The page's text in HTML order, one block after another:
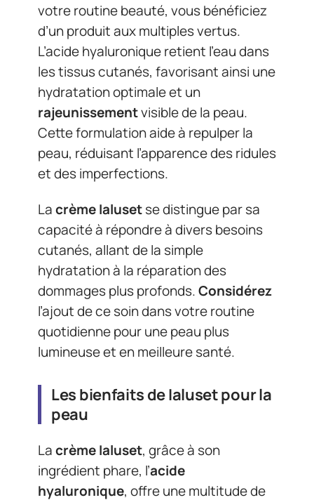
votre routine beauté, vous bénéficiez
d’un produit aux multiples vertus.
L’acide hyaluronique retient l’eau dans
les tissus cutanés, favorisant ainsi une
hydratation optimale et un
rajeunissementvisible de la peau.
Cette formulation aide à repulper la
peau, réduisant l’apparence des ridules
et des imperfections.
Lacrème Ialusetse distingue par sa
capacité à répondre à divers besoins
cutanés, allant de la simple
hydratation à la réparation des
dommages plus profonds.Considérez
l’ajout de ce soin dans votre routine
quotidienne pour une peau plus
lumineuse et en meilleure santé.
Les bienfaits de Ialuset pour la
peau
Lacrème Ialuset, grâce à son
ingrédient phare, l’acide
hyaluronique, offre une multitude de